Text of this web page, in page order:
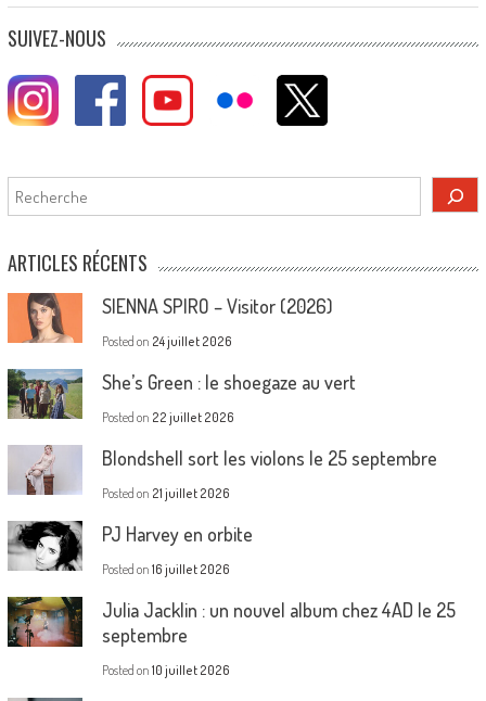
SUIVEZ-NOUS
Rechercher
ARTICLES RÉCENTS
SIENNA SPIRO – Visitor (2026)
Posted on 24 juillet 2026
She’s Green : le shoegaze au vert
Posted on 22 juillet 2026
Blondshell sort les violons le 25 septembre
Posted on 21 juillet 2026
PJ Harvey en orbite
Posted on 16 juillet 2026
Julia Jacklin : un nouvel album chez 4AD le 25
septembre
Posted on 10 juillet 2026